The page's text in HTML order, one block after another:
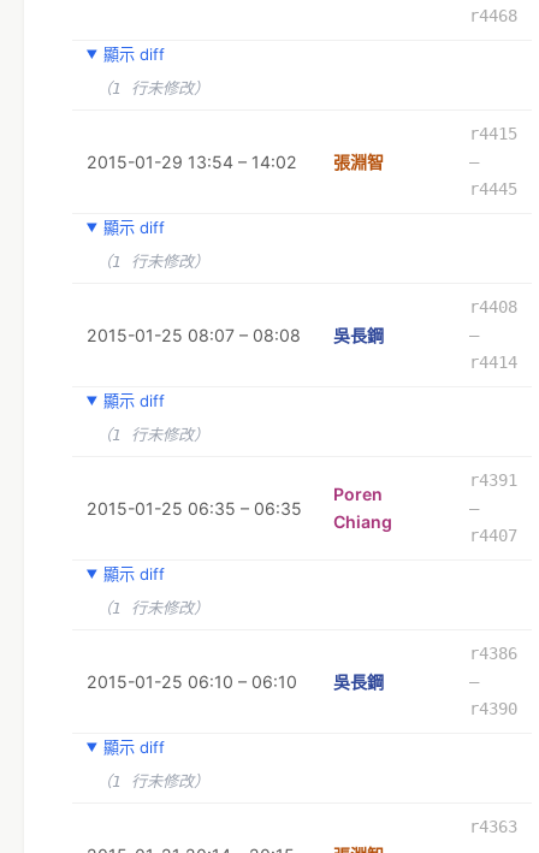
r4468
顯示 diff
（1 行未修改）
2015-01-29 13:54 – 14:02 張淵智
r4415
–
r4445
顯示 diff
（1 行未修改）
2015-01-25 08:07 – 08:08 吳長鋼
r4408
–
r4414
顯示 diff
（1 行未修改）
2015-01-25 06:35 – 06:35
Poren
Chiang
r4391
–
r4407
顯示 diff
（1 行未修改）
2015-01-25 06:10 – 06:10 吳長鋼
r4386
–
r4390
顯示 diff
（1 行未修改）
r4363